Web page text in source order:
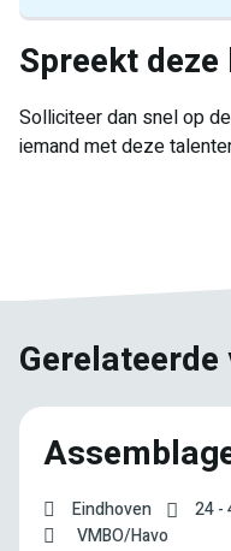
Spreekt deze
Solliciteer dan snel op
iemand met deze
Eindhoven 24 -
VMBO/Havo